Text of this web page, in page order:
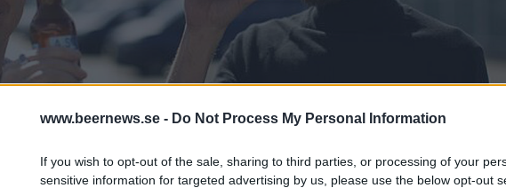
www.beernews.se - Do Not Process My Personal Information
If you wish to opt-out of the sale, sharing to third parties, or processing of your
sensitive information for targeted advertising by us, please use the below opt-out